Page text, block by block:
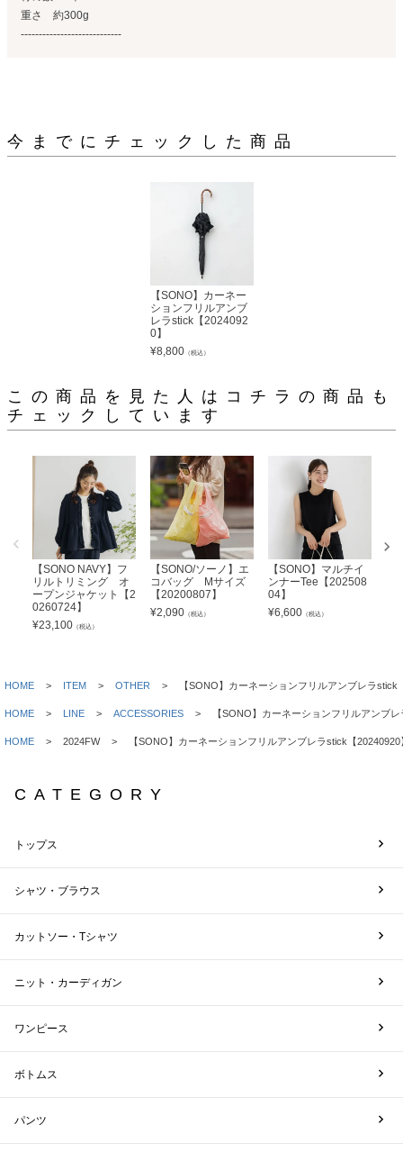
重さ 約300g
----------------------------
今までにチェックした商品
【SONO】カーネー
ションフリルアンブ
レラstick【2024092
0】
¥8,800（税込）
この商品を見た人はコチラの商品も
チェックしています
【SONO NAVY】フ
リルトリミング オ
ープンジャケット【2
0260724】
¥23,100 （税込）
【SONO/ソーノ】エ
コバッグ Mサイズ
【20200807】
¥2,090 （税込）
【SONO】マルチイ
ンナーTee【202508
04】
¥6,600 （税込）
HOME ITEM OTHER 【SONO】カーネーションフリルアンブレラstick
HOME LINE ACCESSORIES 【SONO】カーネーションフリルアンブ
HOME 2024FW 【SONO】カーネーションフリルアンブレラstick【20240920
CATEGORY
トップス
シャツ・ブラウス
カットソー・Tシャツ
ニット・カーディガン
ワンピース
ボトムス
パンツ